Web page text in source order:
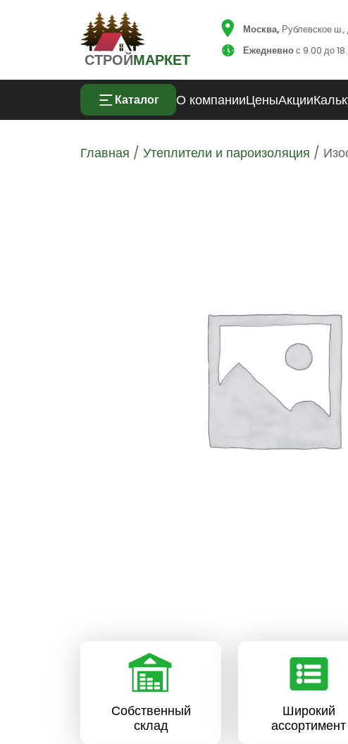
СТРОЙМАРКЕТ
Москва, Рублевское ш.,
Ежедневнос 9.00 до
Каталог О компанииЦеныАкции
Главная / Утеплители и пароизоляция /
Собственный
склад
Широкий
ассортимент